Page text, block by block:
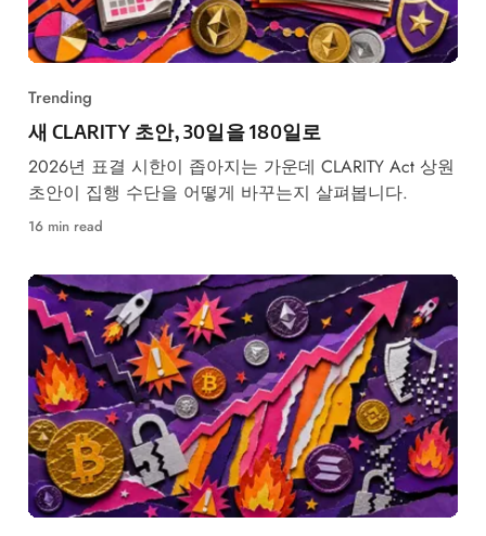
Trending
새 CLARITY 초안, 30일을 180일로
2026년 표결 시한이 좁아지는 가운데 CLARITY Act 상원
초안이 집행 수단을 어떻게 바꾸는지 살펴봅니다.
16 min read